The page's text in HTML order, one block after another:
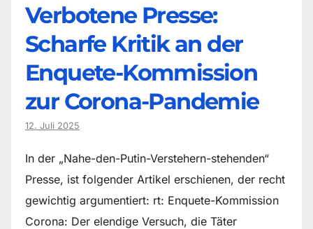
Verbotene Presse:
Scharfe Kritik an der
Enquete-Kommission
zur Corona-Pandemie
12. Juli 2025
In der „Nahe-den-Putin-Verstehern-stehenden“
Presse, ist folgender Artikel erschienen, der recht
gewichtig argumentiert: rt: Enquete-Kommission
Corona: Der elendige Versuch, die Täter